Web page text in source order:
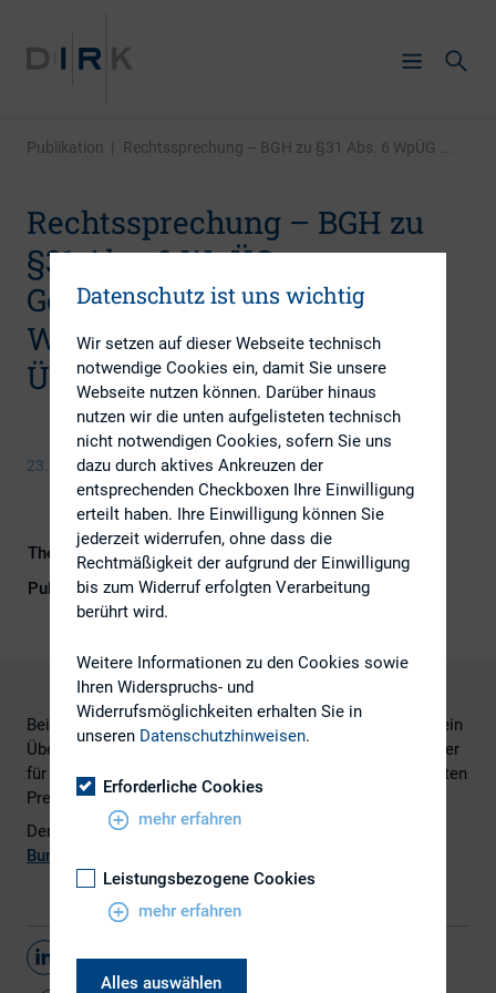
Publikation | Rechtssprechung – BGH zu §31 Abs. 6 WpÜG ...
Rechtssprechung – BGH zu
§31 Abs. 6 WpÜG
Gegenleistung
Wertpapiererwerbs- und
Übernahmegesetz
23. Januar 2018
Themengebiet
Kapitalmarktrecht
Publikationsform
Externe Publikationen
Bei der Ermittlung der angemessenen Gegenleistung für ein
Übernahmeangebot sind grundsätzlich auch die vom Bieter
für den Erwerb von Wandelschuldverschreibungen gezahlten
Preise zu berücksichtigen.
Den Urteilstext finden Siehier
Bundesgerichtshofs
Teilen
Datenschutz ist uns wichtig
Wir setzen auf dieser Webseite technisch
notwendige Cookies ein, damit Sie unsere
Webseite nutzen können. Darüber hinaus
nutzen wir die unten aufgelisteten technisch
nicht notwendigen Cookies, sofern Sie uns
dazu durch aktives Ankreuzen der
entsprechenden Checkboxen Ihre Einwilligung
erteilt haben. Ihre Einwilligung können Sie
jederzeit widerrufen, ohne dass die
Rechtmäßigkeit der aufgrund der Einwilligung
bis zum Widerruf erfolgten Verarbeitung
berührt wird.
Weitere Informationen zu den Cookies sowie
Ihren Widerspruchs- und
Widerrufsmöglichkeiten erhalten Sie in
unseren Datenschutzhinweisen.
Erforderliche Cookies
mehr erfahren
Leistungsbezogene Cookies
mehr erfahren
Alles auswählen